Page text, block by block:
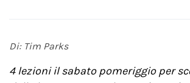
Di: Tim Parks
4 lezioni il sabato pomeriggio per